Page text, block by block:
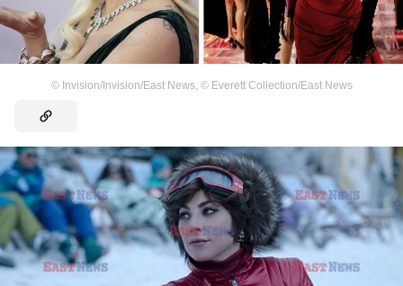
© Invision/Invision/East News, © Everett Collection/East News